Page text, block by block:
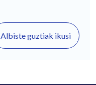
Albiste guztiak ikusi